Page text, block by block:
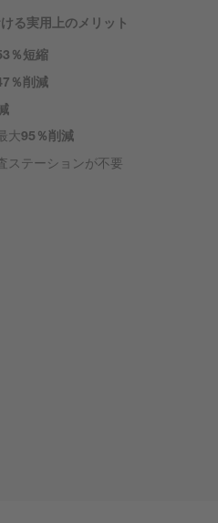
る実用上のメリット
％短縮
％削減
大95％削減
ステーションが不要